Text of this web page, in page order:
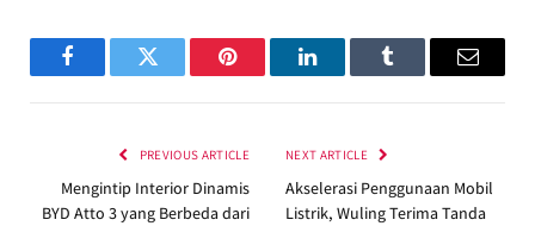
FacebookTwitter Pinterest LinkedInTumblr Email
PREVIOUS ARTICLE
Mengintip Interior Dinamis
BYD Atto 3 yang Berbeda dari
NEXT ARTICLE
Akselerasi Penggunaan Mobil
Listrik, Wuling Terima Tanda